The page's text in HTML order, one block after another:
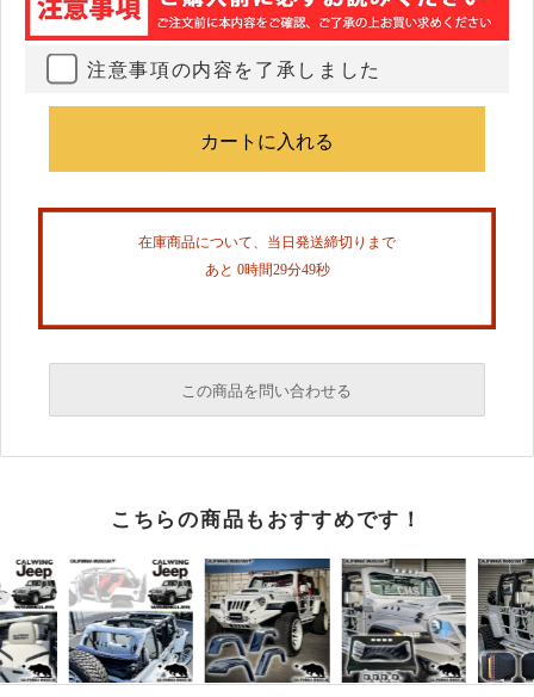
注意事項の内容を了承しました
在庫商品について、当日発送締切りまで
あと 0時間29分49秒
この商品を問い合わせる
必須
こちらの商品もおすすめです！